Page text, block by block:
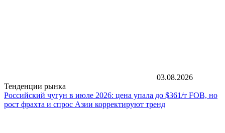
03.08.2026
Тенденции рынка
Российский чугун в июле 2026: цена упала до $361/т FOB, но
рост фрахта и спрос Азии корректируют тренд